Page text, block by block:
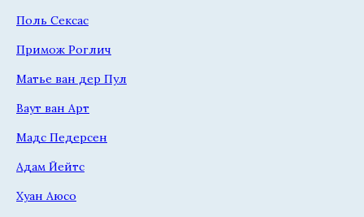
Поль Сексас
Примож Роглич
Матье ван дер Пул
Ваут ван Арт
Мадс Педерсен
Адам Йейтс
Хуан Аюсо